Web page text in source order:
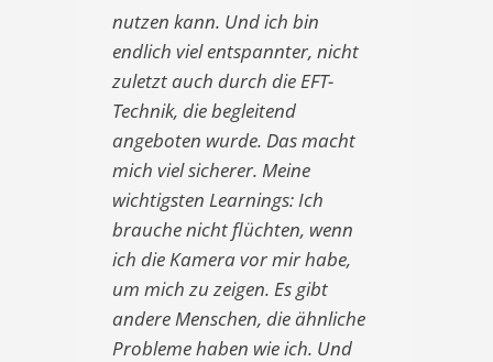
nutzen kann. Und ich bin
endlich viel entspannter, nicht
zuletzt auch durch die EFT-
Technik, die begleitend
angeboten wurde. Das macht
mich viel sicherer. Meine
wichtigsten Learnings: Ich
brauche nicht flüchten, wenn
ich die Kamera vor mir habe,
um mich zu zeigen. Es gibt
andere Menschen, die ähnliche
Probleme haben wie ich. Und